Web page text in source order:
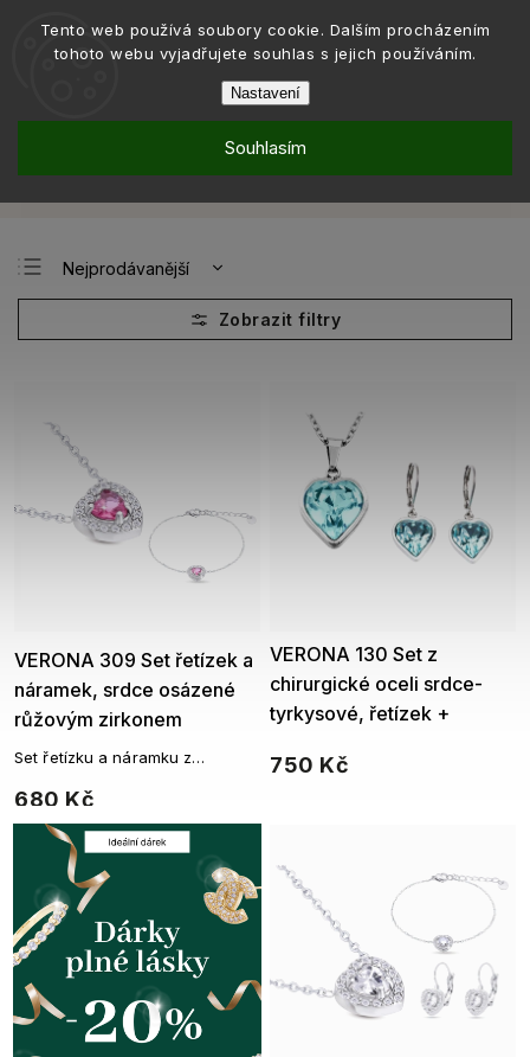
Tento web používá soubory cookie. Dalším procházením
tohoto webu vyjadřujete souhlas s jejich používáním.
Nastavení
Souhlasím
/ /
Nejprodávanější
Nejlevnější
Nejdražší
VERONA 309 Set řetízek a
náramek, srdce osázené
růžovým zirkonem
Ellami
680 Kč
Set řetízku a náramku z
VERONA 130 Set z
chirurgické oceli srdce-
tyrkysové, řetízek +
Ellami
750 Kč